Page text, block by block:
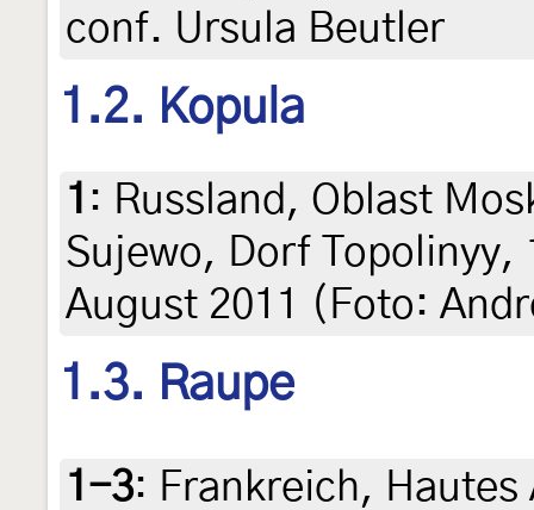
conf. Ursula Beutler
1.2. Kopula
1 : Russland, Oblast
Sujewo, Dorf Topolinyy,
August 2011 (Foto:
1.3. Raupe
1-3: Frankreich,